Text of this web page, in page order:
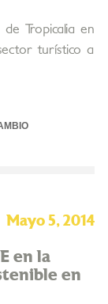
Tropicalia en
turístico a
Mayo 5, 2014
en la
en